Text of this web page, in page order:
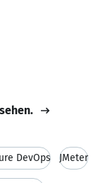
DevOps JMeter